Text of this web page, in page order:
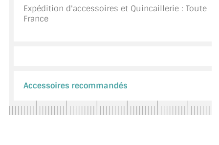
MON PANIER
NOUS CONTACTER
Expédition d'accessoires et Quincaillerie : Toute
France
Accessoires recommandés